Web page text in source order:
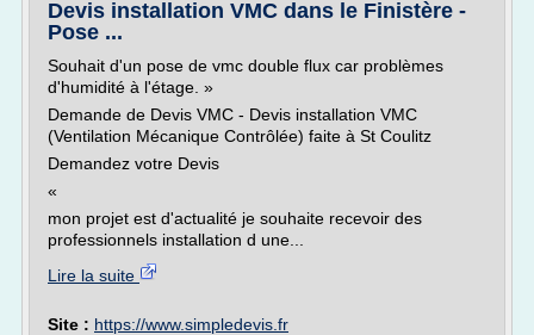
Devis installation VMC dans le Finistère -
Pose ...
Souhait d'un pose de vmc double flux car problèmes
d'humidité à l'étage. »
Demande de Devis VMC - Devis installation VMC
(Ventilation Mécanique Contrôlée) faite à St Coulitz
Demandez votre Devis
«
mon projet est d'actualité je souhaite recevoir des
professionnels installation d une...
Lire la suite
Site : https://www.simpledevis.fr